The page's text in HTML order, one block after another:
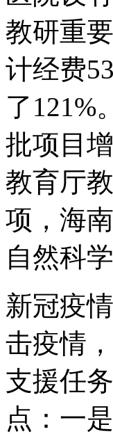
教研重
计经费
了121%
批项目
教育厅
项，海
自然科
新冠疫
击疫情
支援任
点：一